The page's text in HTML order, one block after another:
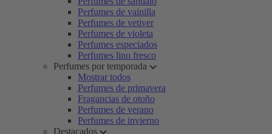
Perfumes de vainilla
Perfumes de vetiver
Perfumes de violeta
Perfumes especiados
Perfumes lino fresco
Perfumes por temporada
Mostrar todos
Perfumes de primavera
Fragancias de otoño
Perfumes de verano
Perfumes de invierno
Destacados